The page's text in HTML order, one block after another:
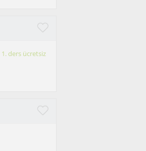
1. ders ücretsiz